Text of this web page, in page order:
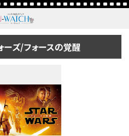
ーズ/フォースの覚醒